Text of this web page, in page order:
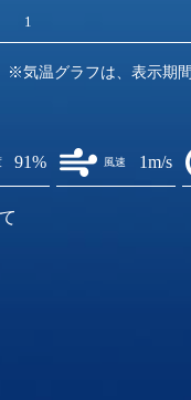
1
※気温グラフは、表示期
91% 風速 1m/s